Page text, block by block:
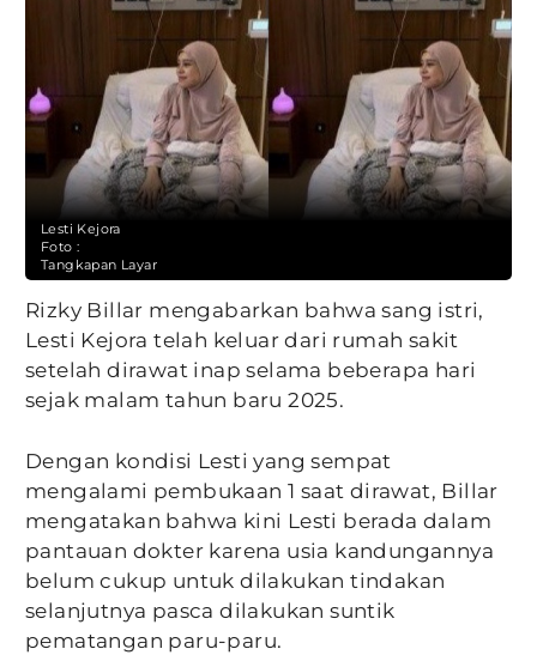
Lesti Kejora
Foto :
Tangkapan Layar
Rizky Billar mengabarkan bahwa sang istri,
Lesti Kejora telah keluar dari rumah sakit
setelah dirawat inap selama beberapa hari
sejak malam tahun baru 2025.
Dengan kondisi Lesti yang sempat
mengalami pembukaan 1 saat dirawat, Billar
mengatakan bahwa kini Lesti berada dalam
pantauan dokter karena usia kandungannya
belum cukup untuk dilakukan tindakan
selanjutnya pasca dilakukan suntik
pematangan paru-paru.